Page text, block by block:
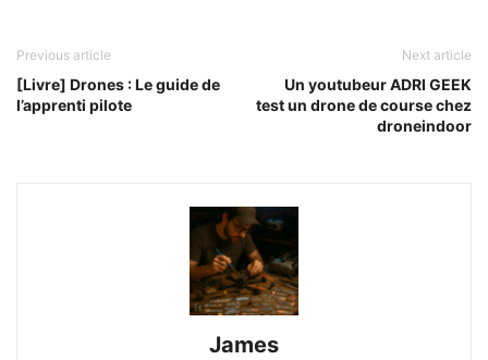
Previous article
[Livre] Drones : Le guide de
l’apprenti pilote
Next article
Un youtubeur ADRI GEEK
test un drone de course chez
droneindoor
James